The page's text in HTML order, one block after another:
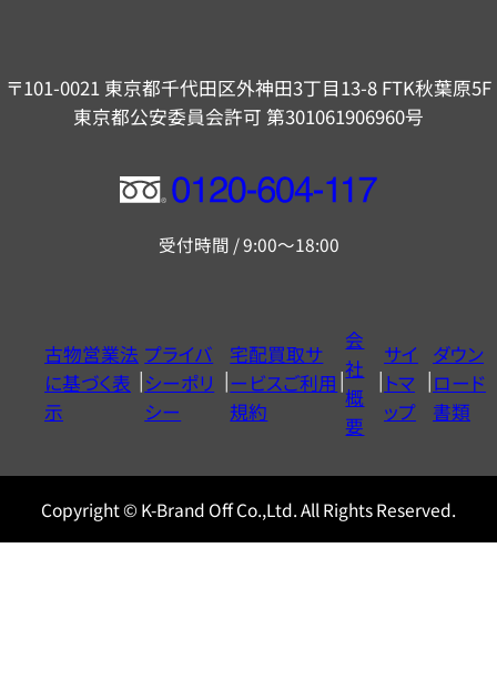
〒101-0021 東京都千代田区外神田3丁目13-8 FTK秋葉原5F
東京都公安委員会許可 第301061906960号
フ
ー
ヤ
ル
0120604117
受付時間 / 9:00～18:00
古物営業法
に基づく表
示
プライバ
シーポリ
シー
宅配買取サ
ービスご利用
規約
会
社
概
要
サイ
トマ
ップ
ダウン
ロード
書類
Copyright © K-Brand Off Co.,Ltd. All Rights Reserved.